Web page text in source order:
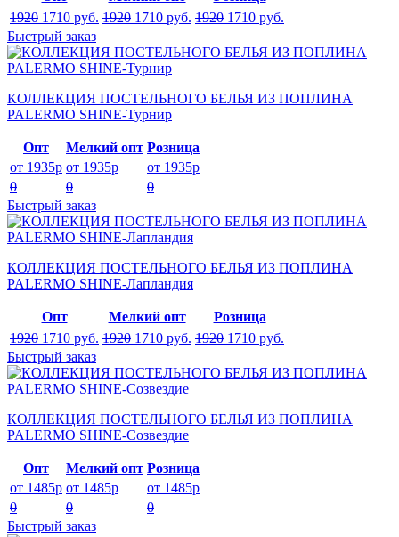
1920 1710 руб. 1920 1710 руб. 1920 1710 руб.
Быстрый заказ
КОЛЛЕКЦИЯ ПОСТЕЛЬНОГО БЕЛЬЯ ИЗ ПОПЛИНА
PALERMO SHINE-Турнир
Опт Мелкий опт Розница
от 1935р от 1935р
от 1935р
0
0
0
Быстрый заказ
КОЛЛЕКЦИЯ ПОСТЕЛЬНОГО БЕЛЬЯ ИЗ ПОПЛИНА
PALERMO SHINE-Лапландия
Опт Мелкий опт
Розница
1920 1710 руб. 1920 1710 руб. 1920 1710 руб.
Быстрый заказ
КОЛЛЕКЦИЯ ПОСТЕЛЬНОГО БЕЛЬЯ ИЗ ПОПЛИНА
PALERMO SHINE-Созвездие
Опт Мелкий опт Розница
от 1485р от 1485р
от 1485р
0
0
0
Быстрый заказ